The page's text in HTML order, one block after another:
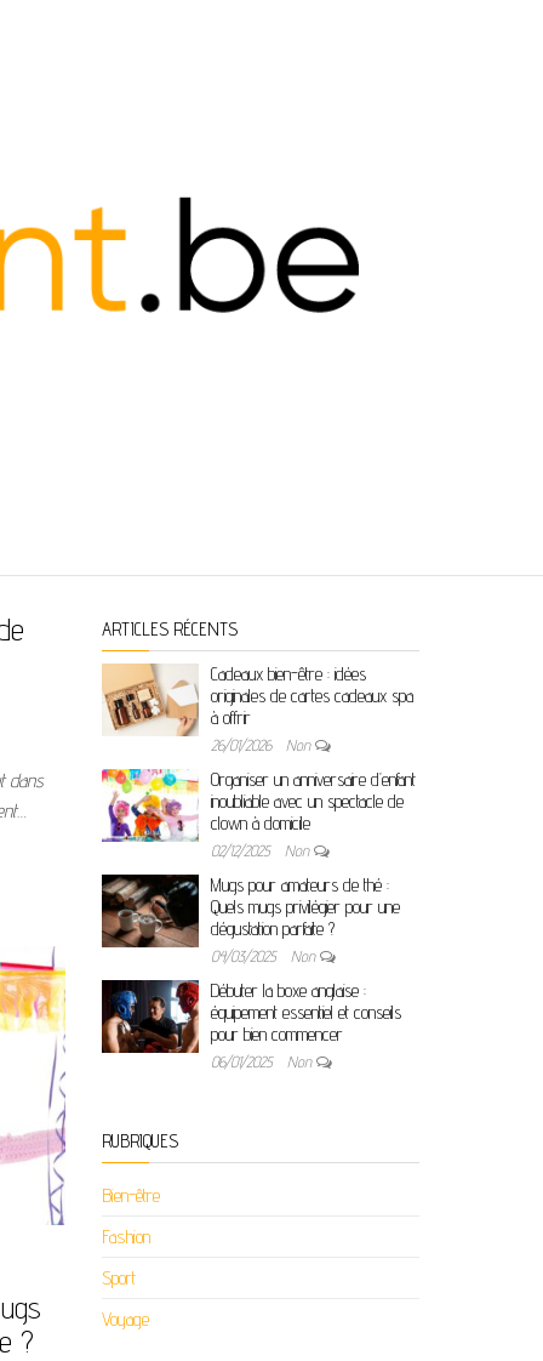
dans
?
ARTICLES RÉCENTS
Cadeaux bien-être : idées
originales de cartes cadeaux spa
à offrir
26/01/2026 Non
Organiser un anniversaire d’enfant
inoubliable avec un spectacle de
clown à domicile
02/12/2025 Non
Mugs pour amateurs de thé :
Quels mugs privilégier pour une
dégustation parfaite ?
04/03/2025 Non
Débuter la boxe anglaise :
équipement essentiel et conseils
pour bien commencer
06/01/2025 Non
RUBRIQUES
Bien-être
Fashion
Sport
Voyage